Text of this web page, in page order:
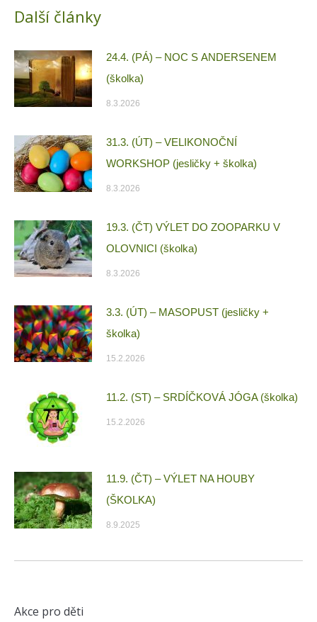
Další články
24.4. (PÁ) – NOC S ANDERSENEM
(školka)
8.3.2026
31.3. (ÚT) – VELIKONOČNÍ
WORKSHOP (jesličky + školka)
8.3.2026
19.3. (ČT) VÝLET DO ZOOPARKU V
OLOVNICI (školka)
8.3.2026
3.3. (ÚT) – MASOPUST (jesličky +
školka)
15.2.2026
11.2. (ST) – SRDÍČKOVÁ JÓGA (školka)
15.2.2026
11.9. (ČT) – VÝLET NA HOUBY
(ŠKOLKA)
8.9.2025
Akce pro děti